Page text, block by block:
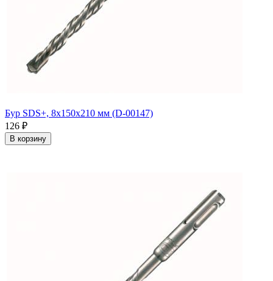
Бур SDS+, 8х150х210 мм (D-00147)
126 ₽
В корзину